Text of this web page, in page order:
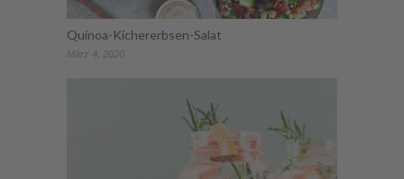
Quinoa-Kichererbsen-Salat
März 4, 2020